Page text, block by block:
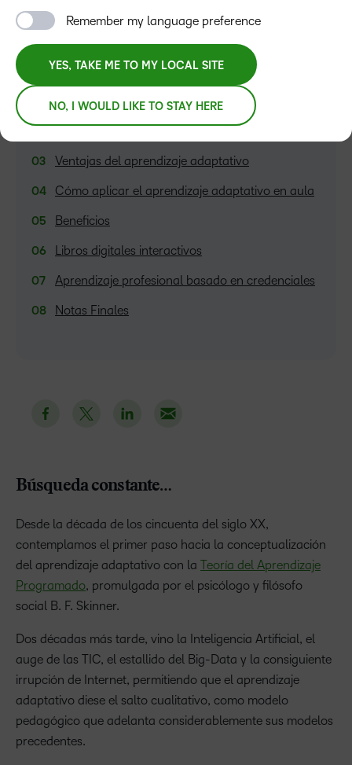
Búsqueda constante…
Desde la década de los cincuenta del siglo XX,
contemplamos el primer paso hacia la conceptualización
del aprendizaje adaptativo con la Teoría del Aprendizaje
Programado, promulgada por el psicólogo y filósofo
social B. F. Skinner.
Dos décadas más tarde, vino la Inteligencia Artificial, el
auge de las TIC, el estallido del Big-Data y la consiguiente
irrupción de Internet, permitiendo que el aprendizaje
adaptativo diese el salto cualitativo, como modelo
pedagógico que adelanta considerablemente sus modelos
precedentes.
Búsqueda constante…
Ventajas del aprendizaje adaptativo
Cómo aplicar el aprendizaje adaptativo en aula
Beneficios
Libros digitales interactivos
Aprendizaje profesional basado en credenciales
Notas Finales
Remember my language preference
YES, TAKE ME TO MY LOCAL SITE
NO, I WOULD LIKE TO STAY HERE